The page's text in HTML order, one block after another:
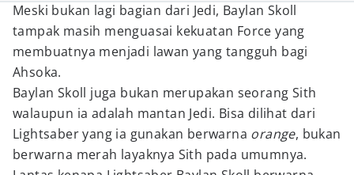
Meski bukan lagi bagian dari Jedi, Baylan Skoll
tampak masih menguasai kekuatan Force yang
membuatnya menjadi lawan yang tangguh bagi
Ahsoka.
Baylan Skoll juga bukan merupakan seorang Sith
walaupun ia adalah mantan Jedi. Bisa dilihat dari
Lightsaber yang ia gunakan berwarna orange, bukan
berwarna merah layaknya Sith pada umumnya.